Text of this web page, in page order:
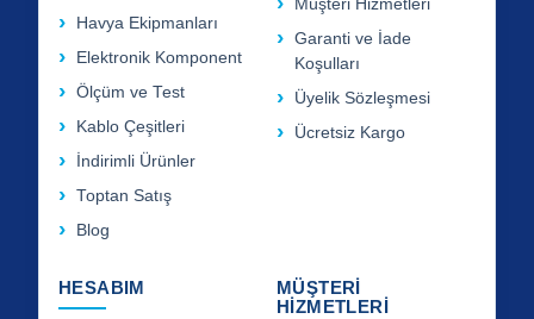
Havya Ekipmanları
Elektronik Komponent
Ölçüm ve Test
Kablo Çeşitleri
İndirimli Ürünler
Toptan Satış
Blog
Müşteri Hizmetleri
Garanti ve İade
Koşulları
Üyelik Sözleşmesi
Ücretsiz Kargo
HESABIM
MÜŞTERİ
HİZMETLERİ